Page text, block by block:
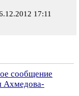
17:11
сообщение
Ахмедова-